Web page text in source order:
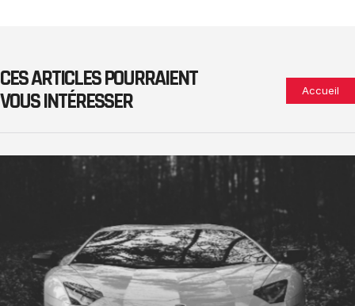
CES ARTICLES POURRAIENT
VOUS INTÉRESSER
Accueil